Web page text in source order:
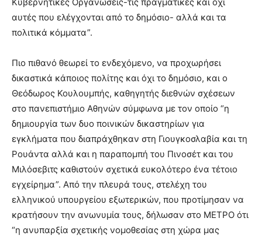
αυτές που ελέγχονται από το δημόσιο- αλλά και τα
πολιτικά κόμματα”.
Πιο πιθανό θεωρεί το ενδεχόμενο, να προχωρήσει
δικαστικά κάποιος πολίτης και όχι το δημόσιο, και ο
Θεόδωρος Κουλουμπής, καθηγητής διεθνών σχέσεων
στο πανεπιστήμιο Αθηνών σύμφωνα με τον οποίο “η
δημιουργία των δυο ποινικών δικαστηρίων για
εγκλήματα που διαπράχθηκαν στη Γιουγκοσλαβία και τη
Ρουάντα αλλά και η παραπομπή του Πινοσέτ και του
Μιλόσεβιτς καθιστούν σχετικά ευκολότερο ένα τέτοιο
εγχείρημα”. Από την πλευρά τους, στελέχη του
ελληνικού υπουργείου εξωτερικών, που προτίμησαν να
κρατήσουν την ανωνυμία τους, δήλωσαν στο ΜΕΤΡΟ ότι
“η ανυπαρξία σχετικής νομοθεσίας στη χώρα μας